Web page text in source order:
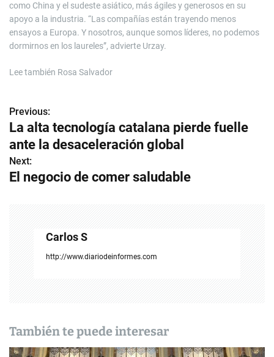
como China y el sudeste asiático, más ágiles y generosos en su
apoyo a la industria. “Las compañías están trayendo menos
ensayos a Europa. Y nosotros, aunque somos líderes, no podemos
dormirnos en los laureles”, advierte Urzay.
Lee también Rosa Salvador
N
a
v
e
n
d
Previous:
La alta tecnología catalana pierde fuelle
ante la desaceleración global
Next:
El negocio de comer saludable
Carlos S
http://www.diariodeinformes.com
También te puede interesar